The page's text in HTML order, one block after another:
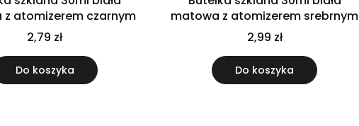
atomizerem czarnym
2,79 zł
Do koszyka
matowa z atomizerem srebrnym
2,99 zł
Do koszyka